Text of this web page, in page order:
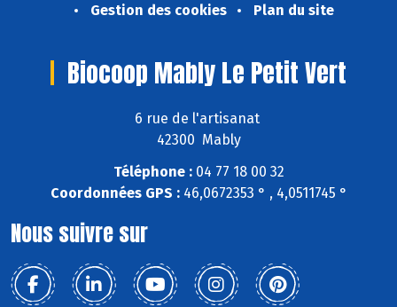
Gestion des cookies
Plan du site
Biocoop Mably Le Petit Vert
6 rue de l'artisanat
42300 Mably
Téléphone :04 77 18 00 32
Coordonnées GPS :46,0672353 ° , 4,0511745 °
Nous suivre sur